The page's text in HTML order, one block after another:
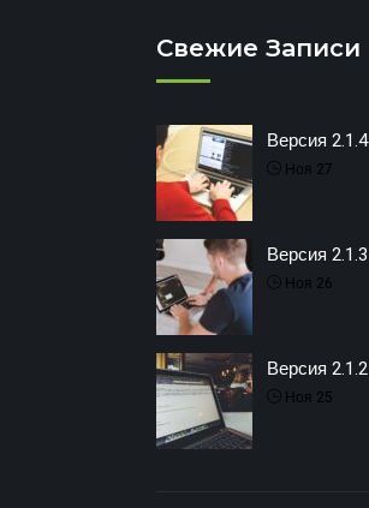
Свежие Записи
Версия 2.1.4
Ноя 27
Версия 2.1.3
Ноя 26
Версия 2.1.2
Ноя 25